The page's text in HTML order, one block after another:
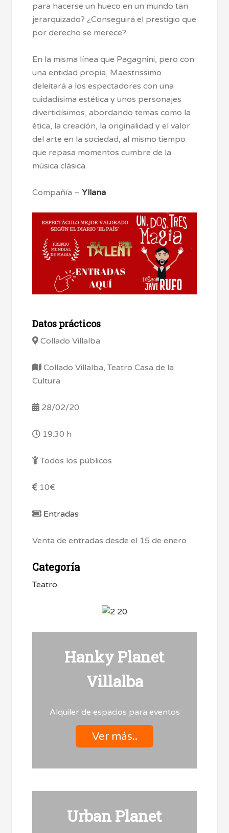
para hacerse un hueco en un mundo tan
jerarquizado? ¿Conseguirá el prestigio que
por derecho se merece?
En la misma línea que Pagagnini, pero con
una entidad propia, Maestrissimo
deleitará a los espectadores con una
cuidadísima estética y unos personajes
divertidísimos, abordando temas como la
ética, la creación, la originalidad y el valor
del arte en la sociedad, al mismo tiempo
que repasa momentos cumbre de la
música clásica.
Compañía –Yllana
Datos prácticos
Collado Villalba
Collado Villalba, Teatro Casa de la
Cultura
28/02/20
19:30 h
Todos los públicos
10€
Entradas
Venta de entradas desde el 15 de enero
Categoría
Teatro
Hanky Planet
Villalba
Alquiler de espacios para eventos
Ver más..
Urban Planet